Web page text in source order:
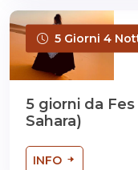
5 Giorni 4
5 giorni da
Sahara)
INFO